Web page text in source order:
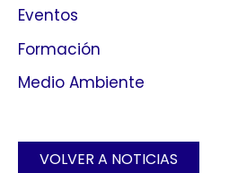
Eventos
Formación
Medio Ambiente
VOLVER A NOTICIAS